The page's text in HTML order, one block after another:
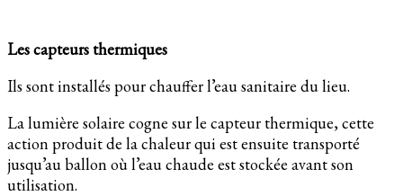
Les capteurs thermiques
Ils sont installés pour chauffer l’eau sanitaire du lieu.
La lumière solaire cogne sur le capteur thermique, cette
action produit de la chaleur qui est ensuite transporté
jusqu’au ballon où l’eau chaude est stockée avant son
utilisation.